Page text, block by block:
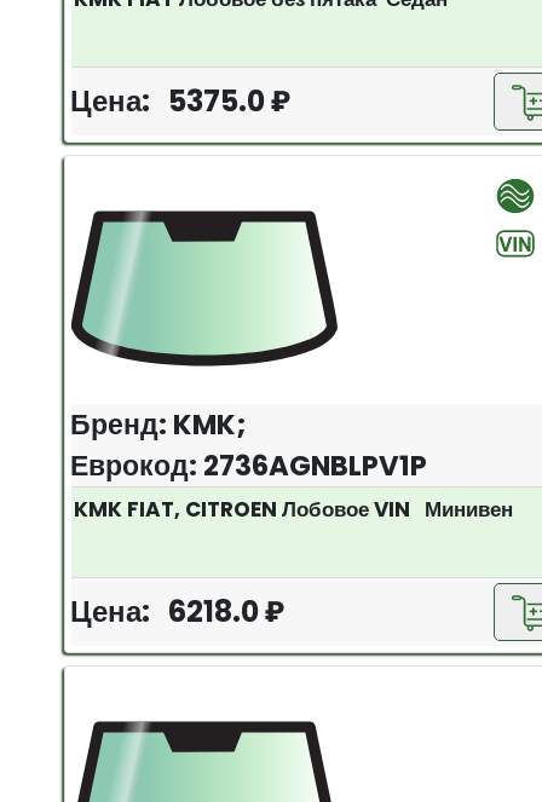
Цена: 5375.0 ₽
Бренд: KMK;
Еврокод: 2736AGNBLPV1P
KMK FIAT, CITROEN Лобовое VIN Минивен
Цена: 6218.0 ₽